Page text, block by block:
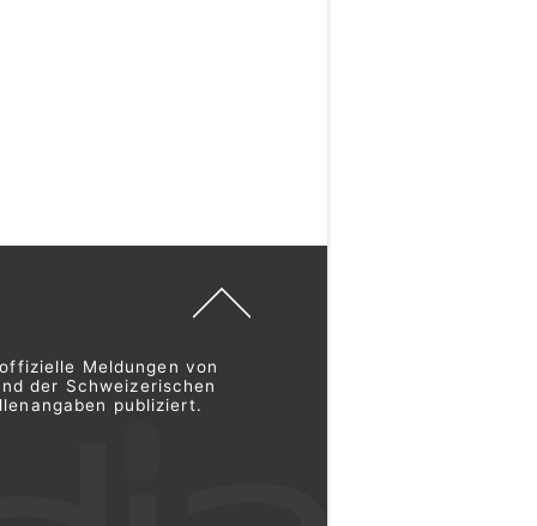
Meldungen von
der Schweizerischen
publiziert.